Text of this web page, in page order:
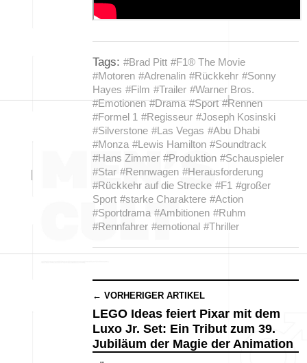
Tags: #Brad Pitt #F1® The Movie
#Motoren #Adrenalin #Rückkehr #Sonny
Hayes #Film #Trailer #Warner Bros.
#Emotionen #Drama #Sport #Rennen
#Formel 1 #Regisseur #Joseph Kosinski
#Silverstone #Las Vegas #Abu Dhabi
#Monza #Lewis Hamilton #Soundtrack
#Hans Zimmer #Produktion #Schauspieler
#Star #Rennwagen #Herausforderung
#Rückkehr auf die Strecke #F1 #großer
Sport #starke Charaktere #Action
#Sportdrama #Ambitionen #Ruhm
#Rennfahrer #emotional #Thriller
← VORHERIGER ARTIKEL
LEGO Ideas feiert Pixar mit dem
Luxo Jr. Set: Ein Tribut zum 39.
Jubiläum der Magie der Animation